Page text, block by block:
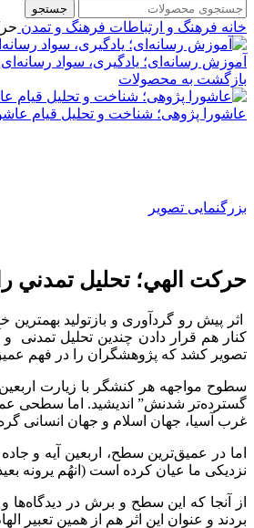
جستجو
خانه فرهنگ و ارتباطات فرهنگ و تمدن
آموزش رسانه‌ای؛ یادگیری، سواد
بازگشت به محصولات
عاشورا پژوهی؛ شناخت و تحلیل قیام
بزرگنمایی تصویر
حركت الهي؛ تحليل تمدني
اثر پیش رو گردآوری و بازتولید
کنار هم قرار دادن چندین تحلیل تمدنی و
تصویر كشد كه پژوهشگران را در فهم
گسترده‌تر شدنش” اندیشید. اما سطحی
غرب آسیا، جهان اسلام و جهان انسانی
اما در عمیق‌ترین سطح، اربعین آیه و
نزدیکی ما عیان کرده است (انهُم یرونه
از آنجا که این سطح و برش در دیدگاه‌ها
بردند و عنوان این اثر هم از همین تعبیر